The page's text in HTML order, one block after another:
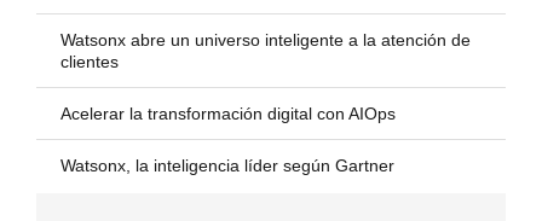
Watsonx abre un universo inteligente a la atención de
clientes
Acelerar la transformación digital con AIOps
Watsonx, la inteligencia líder según Gartner